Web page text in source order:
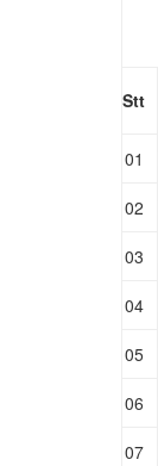
Stt
01
02
03
04
05
06
07